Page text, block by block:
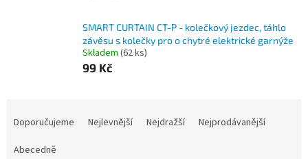
SMART CURTAIN CT-P - kolečkový jezdec, táhlo
závěsu s kolečky pro o chytré elektrické garnýže
Skladem (62 ks)
99 Kč
Doporučujeme Nejlevnější Nejdražší
Nejprodávanější
Abecedně